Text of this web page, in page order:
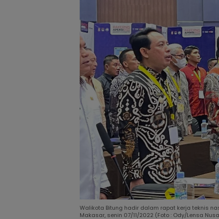
Walikota Bitung hadir dalam rapat kerja teknis
Makasar, senin 07/11/2022 (Foto : Ody/Lensa